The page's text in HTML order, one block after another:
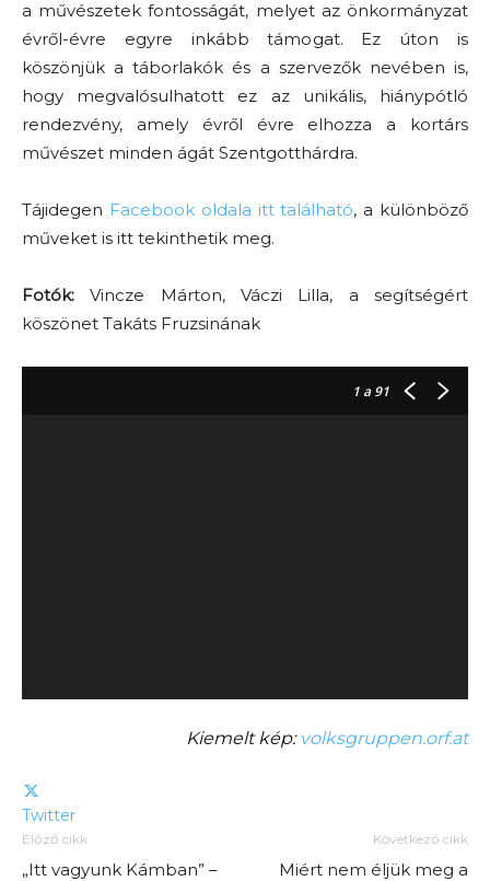
a művészetek fontosságát, melyet az önkormányzat
évről-évre egyre inkább támogat. Ez úton is
köszönjük a táborlakók és a szervezők nevében is,
hogy megvalósulhatott ez az unikális, hiánypótló
rendezvény, amely évről évre elhozza a kortárs
művészet minden ágát Szentgotthárdra.
Tájidegen Facebook oldala itt található, a különböző
műveket is itt tekinthetik meg.
Fotók: Vincze Márton, Váczi Lilla, a segítségért
köszönet Takáts Fruzsinának
1 a 91
Kiemelt kép: volksgruppen.orf.at
Twitter
Előző cikk
„Itt vagyunk Kámban” –
Következő cikk
Miért nem éljük meg a